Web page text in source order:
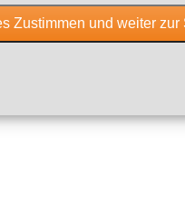
Zustimmen und weiter zur